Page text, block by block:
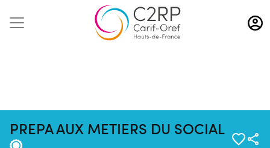
Aller
au
contenu
PREPA AUX METIERS DU SOCIAL
Pas de session programmée en